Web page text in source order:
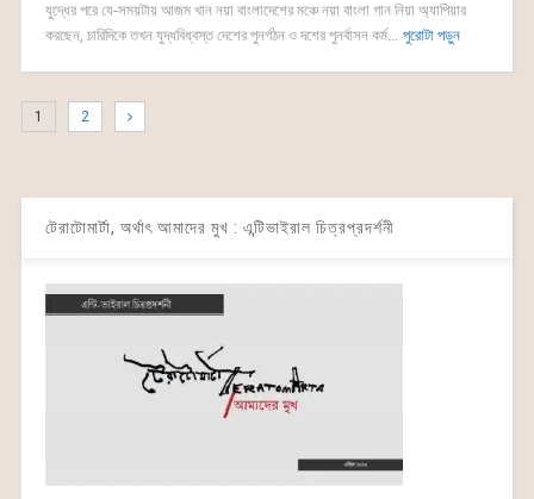
যুদ্ধের পরে যে-সময়টায় আজম খান নয়া বাংলাদেশের মঞ্চে নয়া বাংলা গান নিয়া অ্যাপিয়ার
করছেন, চারিদিকে তখন যুদ্ধবিধ্বস্ত দেশের পুনর্গঠন ও দশের পুনর্বাসন কর্ম... পুরোটা পড়ুন
1 2
টেরাটোমার্টা, অর্থাৎ আমাদের মুখ : এন্টিভাইরাল চিত্রপ্রদর্শনী